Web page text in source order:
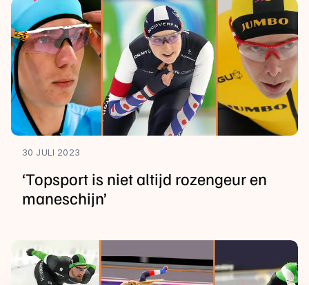
30 JULI 2023
‘Topsport is niet altijd rozengeur en
maneschijn’